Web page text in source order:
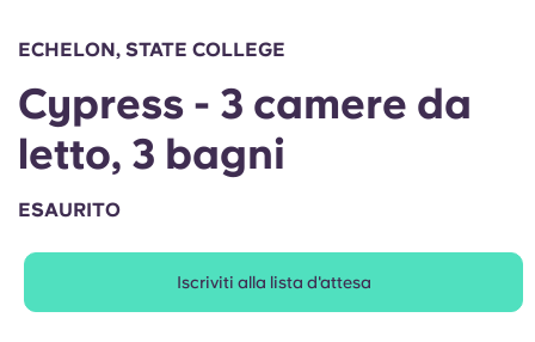
Chinese
Español
Accedi
ECHELON, STATE COLLEGE
Cypress - 3 camere da
letto, 3 bagni
ESAURITO
Iscriviti alla lista d'attesa